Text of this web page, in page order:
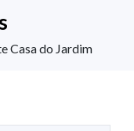
Casa do Jardim